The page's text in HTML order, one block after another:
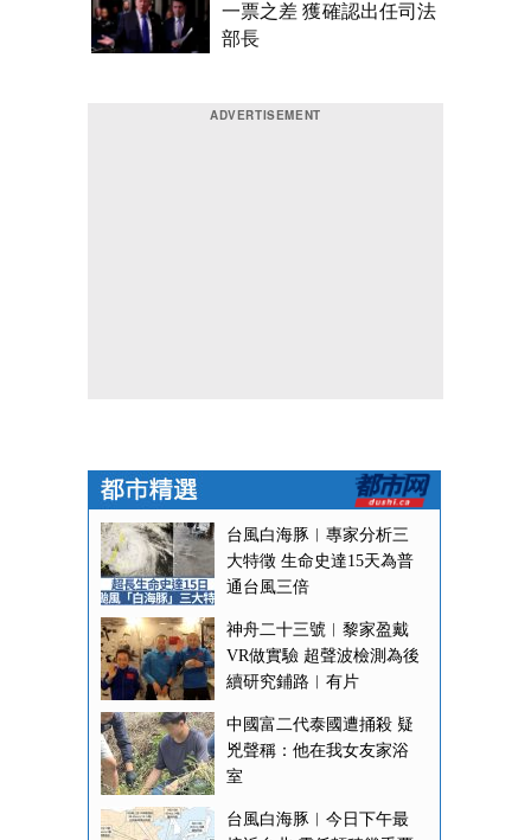
一票之差 獲確認出任司法
部長